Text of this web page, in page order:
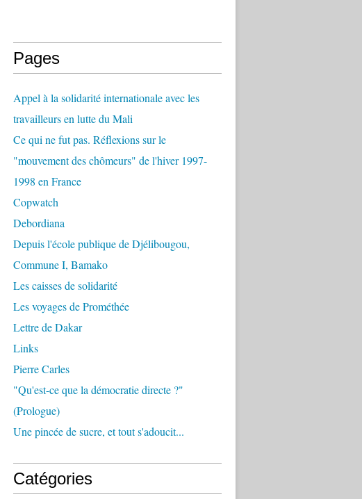
Pages
Appel à la solidarité internationale avec les
travailleurs en lutte du Mali
Ce qui ne fut pas. Réflexions sur le
"mouvement des chômeurs" de l'hiver 1997-
1998 en France
Copwatch
Debordiana
Depuis l'école publique de Djélibougou,
Commune I, Bamako
Les caisses de solidarité
Les voyages de Prométhée
Lettre de Dakar
Links
Pierre Carles
"Qu'est-ce que la démocratie directe ?"
(Prologue)
Une pincée de sucre, et tout s'adoucit...
Catégories